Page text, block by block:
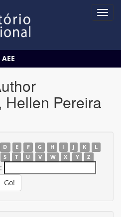
Hellen Pereira
D E F G H I J K
L
S T U V W X Y Z